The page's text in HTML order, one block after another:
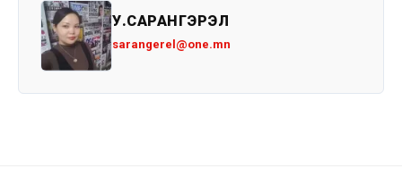
У.САРАНГЭРЭЛ
sarangerel@one.mn